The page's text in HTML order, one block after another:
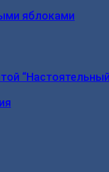
яблоками